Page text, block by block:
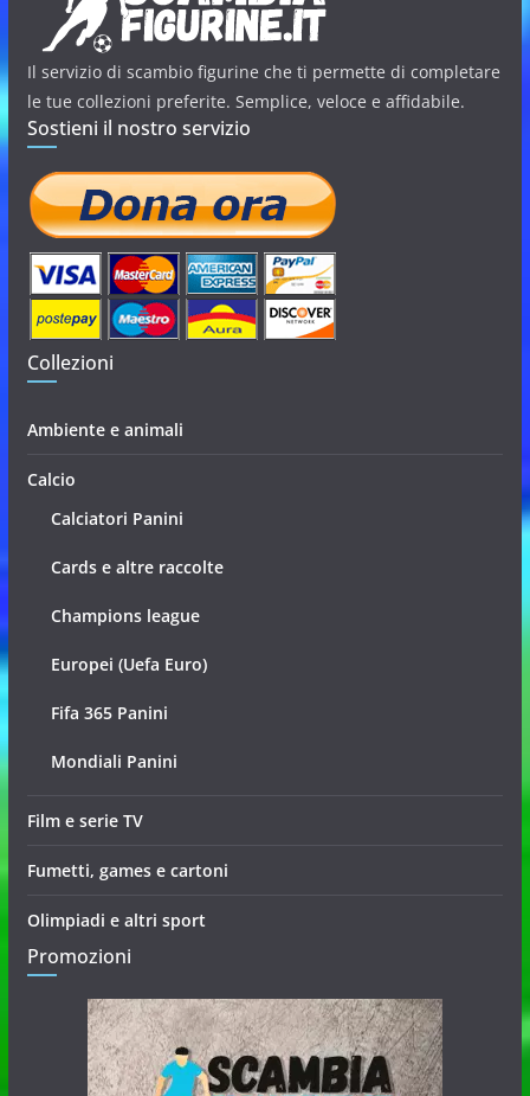
Il servizio di scambio figurine che ti permette di completare
le tue collezioni preferite. Semplice, veloce e affidabile.
Sostieni il nostro servizio
Collezioni
Ambiente e animali
Calcio
Calciatori Panini
Cards e altre raccolte
Champions league
Europei (Uefa Euro)
Fifa 365 Panini
Mondiali Panini
Film e serie TV
Fumetti, games e cartoni
Olimpiadi e altri sport
Promozioni